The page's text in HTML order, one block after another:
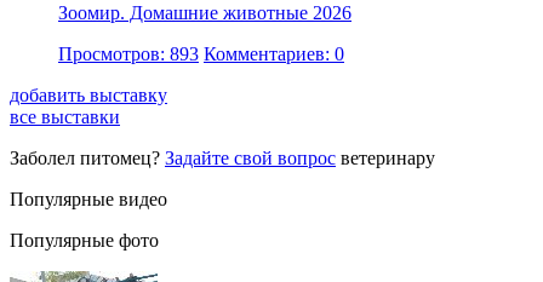
Зоомир. Домашние животные 2026
Просмотров: 893 Комментариев: 0
добавить выставку
все выставки
Заболел питомец? Задайте свой вопрос ветеринару
Популярные видео
Популярные фото